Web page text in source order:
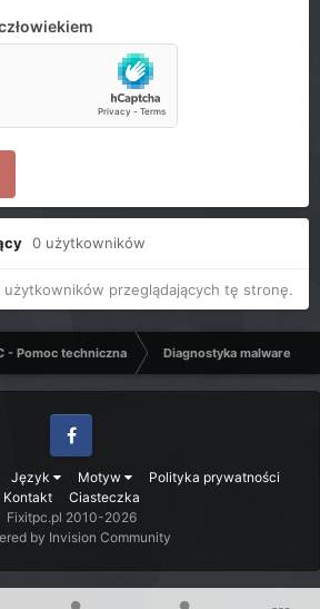
0 użytkowników
użytkowników przeglądających tę stronę.
- Pomoc techniczna Diagnostyka malware -
Język Motyw
Polityka prywatności
Kontakt
Ciasteczka
Facebook
Fixitpc.pl 2010-2026
by Invision Community